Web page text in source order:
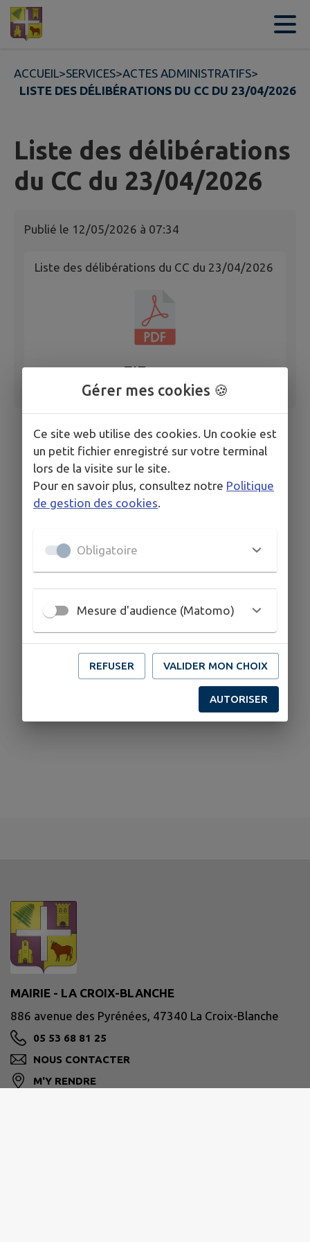
Contenu
ACCUEIL>SERVICES>ACTES ADMINISTRATIFS>
LISTE DES DÉLIBÉRATIONS DU CC DU 23/04/2026
Liste des délibérations
du CC du 23/04/2026
Publié le 12/05/2026 à 07:34
Liste des délibérations du CC du 23/04/2026
MAIRIE - LA CROIX-BLANCHE
886 avenue des Pyrénées, 47340 La Croix-Blanche
05 53 68 81 25
NOUS CONTACTER
M'Y RENDRE
Gérer mes cookies 🍪
Ce site web utilise des cookies. Un cookie est
un petit fichier enregistré sur votre terminal
lors de la visite sur le site.
Pour en savoir plus, consultez notre Politique
de gestion des cookies
Obligatoire
Mesure d'audience (Matomo)
REFUSER VALIDER MON CHOIX
AUTORISER